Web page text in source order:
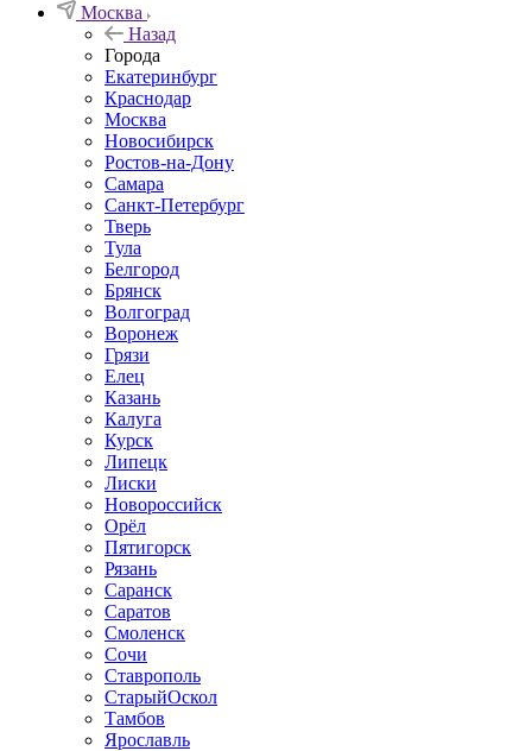
Москва
Назад
Города
Екатеринбург
Краснодар
Москва
Новосибирск
Ростов-на-Дону
Самара
Санкт-Петербург
Тверь
Тула
Белгород
Брянск
Волгоград
Воронеж
Грязи
Елец
Казань
Калуга
Курск
Липецк
Лиски
Новороссийск
Орёл
Пятигорск
Рязань
Саранск
Саратов
Смоленск
Сочи
Ставрополь
СтарыйОскол
Тамбов
Ярославль